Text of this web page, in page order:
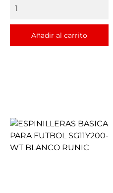
Añadir al carrito